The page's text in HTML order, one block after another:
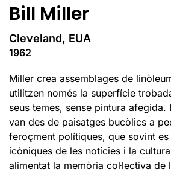
Bill Miller
Cleveland, EUA
1962
Miller crea assemblages de
utilitzen només la superfície
seus temes, sense pintura afegida.
van des de paisatges bucòlics a
feroçment polítiques, que sovint
icòniques de les notícies i la
alimentat la memòria col·lectiva de